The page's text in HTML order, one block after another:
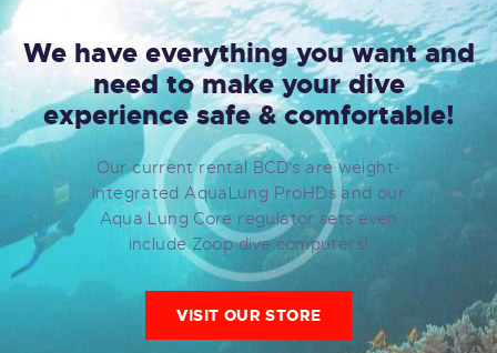
We have everything you want and
need to make your dive
experience safe & comfortable!
Our current rental BCD's are weight-
integrated AquaLung ProHDs and our
Aqua Lung Core regulator sets even
include Zoop dive computers!
VISIT OUR STORE